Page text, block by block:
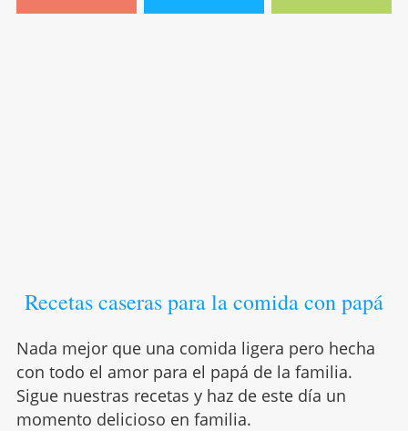
Recetas caseras para la comida con papá
Nada mejor que una comida ligera pero hecha
con todo el amor para el papá de la familia.
Sigue nuestras recetas y haz de este día un
momento delicioso en familia.